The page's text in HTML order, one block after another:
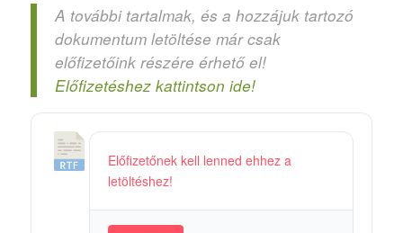
A további tartalmak, és a hozzájuk tartozó
dokumentum letöltése már csak
előfizetőink részére érhető el!
Előfizetéshez kattintson ide!
2
T
Előfizetőnek kell lenned ehhez a
letöltéshez!